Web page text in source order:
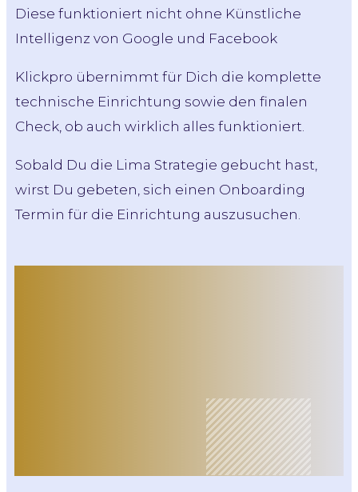
Diese funktioniert nicht ohne Künstliche
Intelligenz von Google und Facebook
Klickpro übernimmt für Dich die komplette
technische Einrichtung sowie den finalen
Check, ob auch wirklich alles funktioniert.
Sobald Du die Lima Strategie gebucht hast,
wirst Du gebeten, sich einen Onboarding
Termin für die Einrichtung auszusuchen.